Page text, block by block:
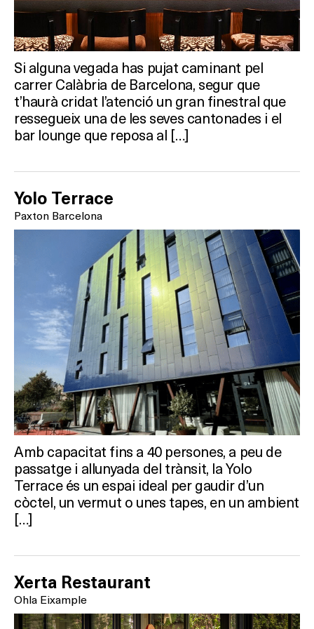
Què vols fer?
HOTELS
TERRASSES
SPAS
RESTAURANTS
SALES
Activitats
On?
Si alguna vegada has pujat caminant pel
carrer Calàbria de Barcelona, segur que
t’haurà cridat l’atenció un gran finestral que
ressegueix una de les seves cantonades i el
bar lounge que reposa al […]
Yolo Terrace
Paxton Barcelona
Amb capacitat fins a 40 persones, a peu de
passatge i allunyada del trànsit, la Yolo
Terrace és un espai ideal per gaudir d’un
còctel, un vermut o unes tapes, en un ambient
[…]
Xerta Restaurant
Ohla Eixample